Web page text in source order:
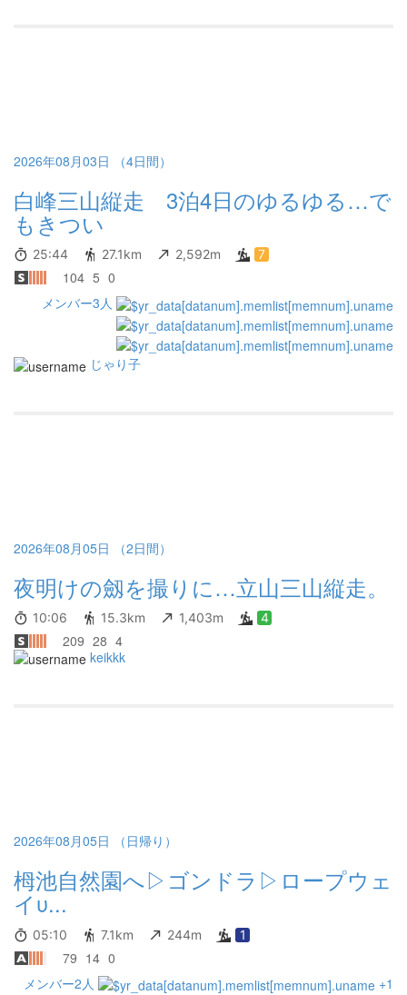
2026年08月03日 （4日間）
白峰三山縦走 3泊4日のゆるゆる…で
もきつい
25:44 27.1km 2,592m 7
104 5 0
メンバー3人
じゃり子
2026年08月05日 （2日間）
夜明けの劔を撮りに…立山三山縦走。
10:06 15.3km 1,403m 4
209 28 4
keikkk
2026年08月05日 （日帰り）
栂池自然園へ▷ゴンドラ▷ロープウェ
イυ...
05:10 7.1km 244m 1
79 14 0
メンバー2人
+1